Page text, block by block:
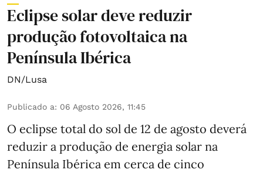
Eclipse solar deve reduzir
produção fotovoltaica na
Península Ibérica
DN/Lusa
Publicado a: 06 Agosto 2026, 11:45
O eclipse total do sol de 12 de agosto deverá
reduzir a produção de energia solar na
Península Ibérica em cerca de cinco